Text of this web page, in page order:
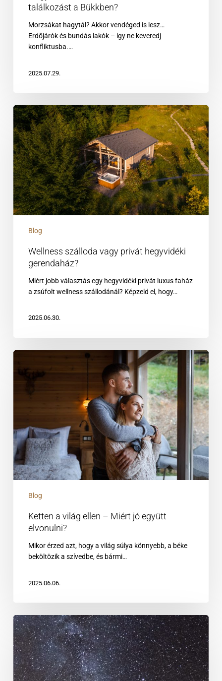
találkozást a Bükkben?
Morzsákat hagytál? Akkor vendéged is lesz…
Erdőjárók és bundás lakók – így ne keveredj
konfliktusba.…
2025.07.29.
Wellness
szálloda
vagy
privát
hegyvidéki
gerendaház?
Blog
Wellness szálloda vagy privát hegyvidéki
gerendaház?
Miért jobb választás egy hegyvidéki privát luxus faház
a zsúfolt wellness szállodánál? Képzeld el, hogy…
2025.06.30.
világ
együtt
elvonulni?
Blog
Ketten a világ ellen – Miért jó együtt
elvonulni?
Mikor érzed azt, hogy a világ súlya könnyebb, a béke
beköltözik a szívedbe, és bármi…
2025.06.06.
Privát
távcsöves
csillagászati
bemutató
a
Chalet-